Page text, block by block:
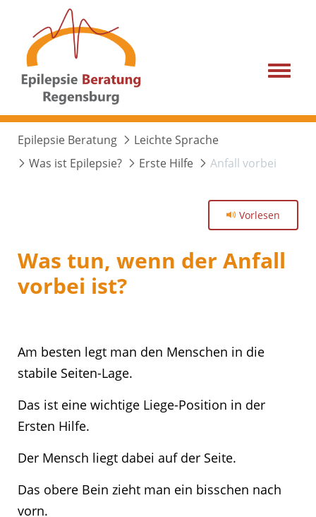
Menu
Epilepsie Beratung
Leichte Sprache
Was ist Epilepsie?
Erste Hilfe Anfall vorbei
Vorlesen
Was tun, wenn der Anfall
vorbei ist?
Am besten legt man den Menschen in die
stabile Seiten-Lage.
Das ist eine wichtige Liege-Position in der
Ersten Hilfe.
Der Mensch liegt dabei auf der Seite.
Das obere Bein zieht man ein bisschen nach
vorn.